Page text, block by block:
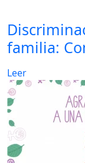
familia:
Leer